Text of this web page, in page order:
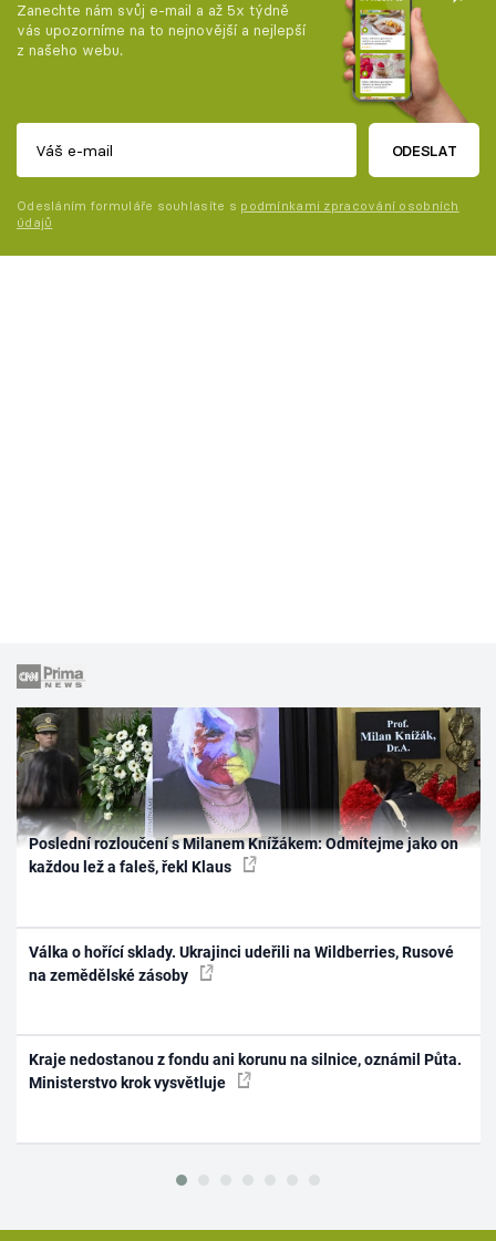
Zanechte nám svůj e-mail a až 5x týdně
vás upozorníme na to nejnovější a nejlepší
z našeho webu.
ODESLAT
Odesláním formuláře souhlasíte s podmínkami zpracování osobních
údajů
Poslední rozloučení s Milanem Knížákem: Odmítejme jako on
každou lež a faleš, řekl Klaus
Válka o hořící sklady. Ukrajinci udeřili na Wildberries, Rusové
na zemědělské zásoby
Kraje nedostanou z fondu ani korunu na silnice, oznámil Půta.
Ministerstvo krok vysvětluje